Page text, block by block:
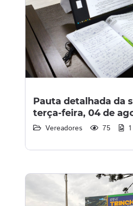
Pauta detalhada da
terça-feira, 04 de
Vereadores 75 1